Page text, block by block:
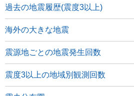
過去の地震履歴(震度3以上)
海外の大きな地震
震源地ごとの地震発生回数
震度3以上の地域別観測回数